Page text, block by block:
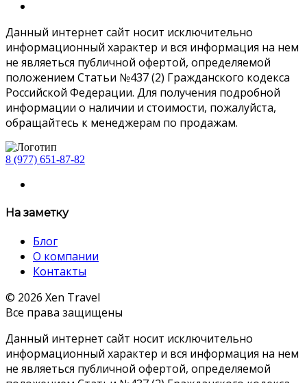
Данный интернет сайт носит исключительно
информационный характер и вся информация на нем
не являеться публичной офертой, определяемой
положением Статьи №437 (2) Гражданского кодекса
Российской Федерации. Для получения подробной
информации о наличии и стоимости, пожалуйста,
обращайтесь к менеджерам по продажам.
8 (977) 651-87-82
На заметку
Блог
О компании
Контакты
© 2026 Xen Travel
Все права защищены
Данный интернет сайт носит исключительно
информационный характер и вся информация на нем
не являеться публичной офертой, определяемой